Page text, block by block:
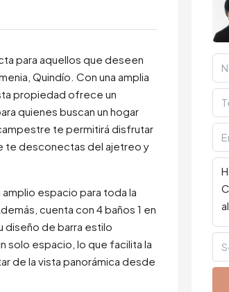
para aquellos que deseen
Quindío. Con una amplia
propiedad ofrece un
quienes buscan un hogar
te permitirá disfrutar
te desconectas del ajetreo y
espacio para toda la
cuenta con 4 baños 1 en
diseño de barra estilo
solo espacio, lo que facilita la
de la vista panorámica desde